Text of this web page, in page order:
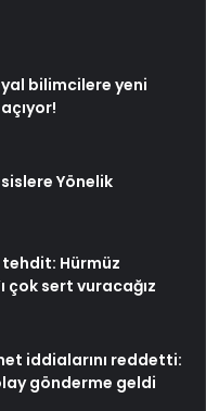
bilimcilere yeni
Yönelik
Hürmüz
çok sert vuracağız
iddialarını reddetti:
gönderme geldi